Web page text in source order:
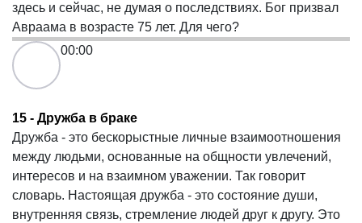
здесь и сейчас, не думая о последствиях. Бог призвал
Авраама в возрасте 75 лет. Для чего?
00:00
15 - Дружба в браке
Дружба - это бескорыстные личные взаимоотношения
между людьми, основанные на общности увлечений,
интересов и на взаимном уважении. Так говорит
словарь. Настоящая дружба - это состояние души,
внутренняя связь, стремление людей друг к другу. Это